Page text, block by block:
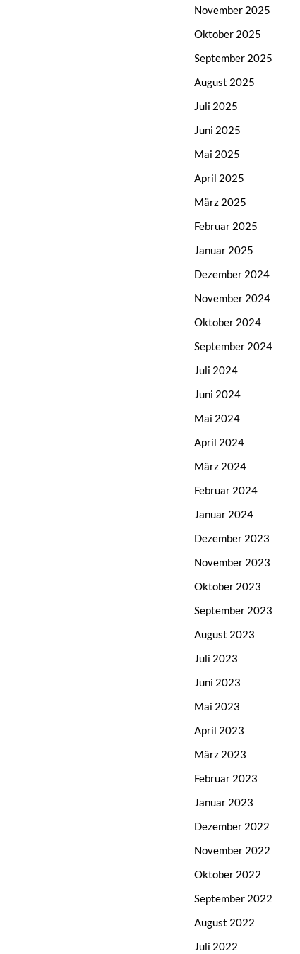
November 2025
Oktober 2025
September 2025
August 2025
Juli 2025
Juni 2025
Mai 2025
April 2025
März 2025
Februar 2025
Januar 2025
Dezember 2024
November 2024
Oktober 2024
September 2024
Juli 2024
Juni 2024
Mai 2024
April 2024
März 2024
Februar 2024
Januar 2024
Dezember 2023
November 2023
Oktober 2023
September 2023
August 2023
Juli 2023
Juni 2023
Mai 2023
April 2023
März 2023
Februar 2023
Januar 2023
Dezember 2022
November 2022
Oktober 2022
September 2022
August 2022
Juli 2022